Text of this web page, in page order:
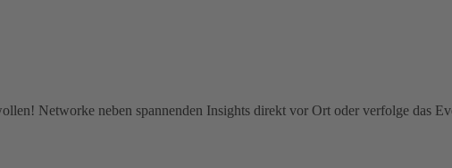
Networke neben spannenden Insights direkt vor Ort oder verfolge das